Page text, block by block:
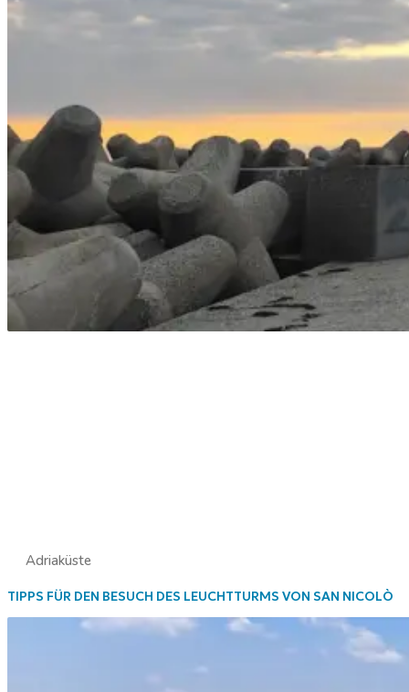
Adriaküste
TIPPS FÜR DEN BESUCH DES LEUCHTTURMS VON SAN NICOLÒ